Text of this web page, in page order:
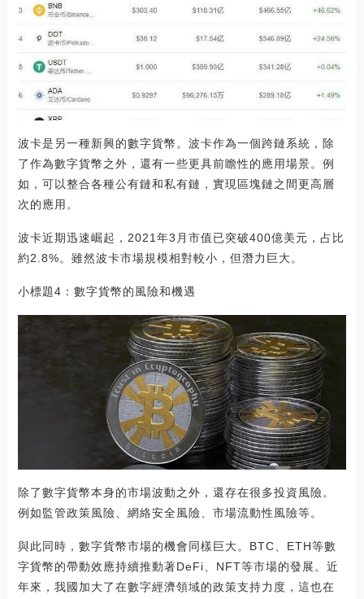
波卡是另一種新興的數字貨幣。波卡作為一個跨鏈系統，除
了作為數字貨幣之外，還有一些更具前瞻性的應用場景。例
如，可以整合各種公有鏈和私有鏈，實現區塊鏈之間更高層
次的應用。
波卡近期迅速崛起，2021年3月市值已突破400億美元，占比
約2.8%。雖然波卡市場規模相對較小，但潛力巨大。
小標題4：數字貨幣的風險和機遇
除了數字貨幣本身的市場波動之外，還存在很多投資風險。
例如監管政策風險、網絡安全風險、市場流動性風險等。
與此同時，數字貨幣市場的機會同樣巨大。BTC、ETH等數
字貨幣的帶動效應持續推動著DeFi、NFT等市場的發展。近
年來，我國加大了在數字經濟領域的政策支持力度，這也在